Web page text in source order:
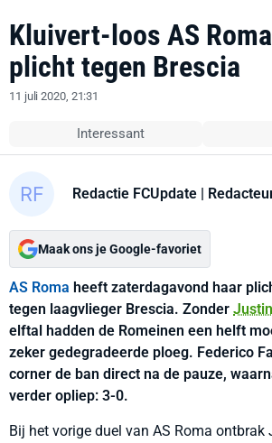
Kluivert-loos AS
plicht tegen Brescia
11 juli 2020, 21:31
Interessant
Redactie FCUpdate |
Maak ons je Google-favoriet
AS Roma heeft zaterdagavond haar
tegen laagvlieger Brescia. Zonder
elftal hadden de Romeinen een helft
zeker gedegradeerde ploeg. Federico
corner de ban direct na de pauze,
verder opliep: 3-0.
Bij het vorige duel van AS Roma ontbrak